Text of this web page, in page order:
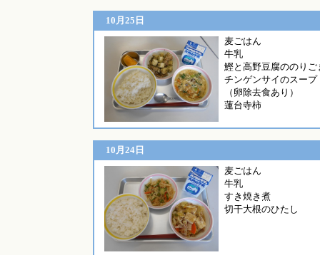
10月25日
麦ごは
牛乳
鰹と高野豆腐ののりご
チンゲンサイのスープ
（卵除去食あり）
蓮台寺柿
10月24日
麦ごはん
牛乳
すき焼き煮
切干大根のひたし